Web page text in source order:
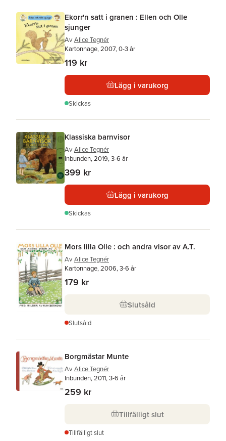
Ekorr'n satt i granen : Ellen och Olle
sjunger
Av Alice Tegnér
Kartonnage, 2007, 0-3 år
119 kr
Lägg i varukorg
Skickas
Klassiska barnvisor
Av Alice Tegnér
Inbunden, 2019, 3-6 år
399 kr
Lägg i varukorg
Skickas
Mors lilla Olle : och andra visor av A.T.
Av Alice Tegnér
Kartonnage, 2006, 3-6 år
179 kr
Slutsåld
Slutsåld
Borgmästar Munte
Av Alice Tegnér
Inbunden, 2011, 3-6 år
259 kr
Tillfälligt slut
Tillfälligt slut